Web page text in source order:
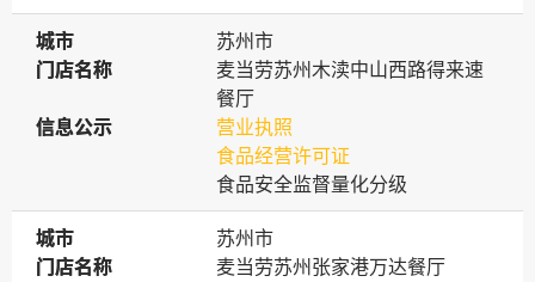
城市
城市
苏州市
门店名称
门店名称
麦当劳苏州木渎中山西路得来速
餐厅
信息公示
信息公示
营业执照
食品经营许可证
食品安全监督量化分级
城市
城市
苏州市
门店名称
门店名称
麦当劳苏州张家港万达餐厅